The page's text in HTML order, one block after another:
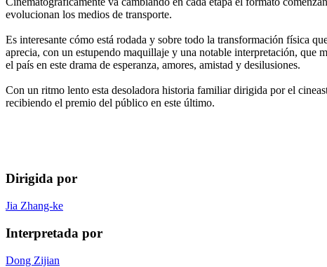
evolucionan los medios de transporte.
Es interesante cómo está rodada y sobre todo la transformación física
aprecia, con un estupendo maquillaje y una notable interpretación, que
el país en este drama de esperanza, amores, amistad y desilusiones.
Con un ritmo lento esta desoladora historia familiar dirigida por el
recibiendo el premio del público en este último.
Dirigida por
Jia Zhang-ke
Interpretada por
Dong Zijian